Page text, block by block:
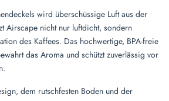
wird überschüssige Luft aus der
Airscape nicht nur luftdicht, sondern
des Kaffees. Das hochwertige, BPA-freie
das Aroma und schützt zuverlässig vor
dem rutschfesten Boden und der